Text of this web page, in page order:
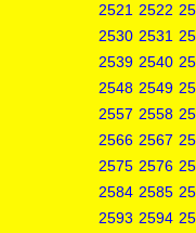
2521 2522
2530 2531
2539 2540
2548 2549
2557 2558
2566 2567
2575 2576
2584 2585
2593 2594